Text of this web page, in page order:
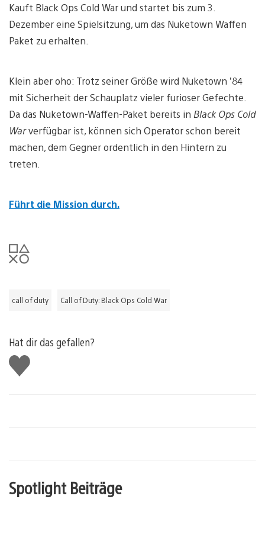
Kauft Black Ops Cold War und startet bis zum 3.
Dezember eine Spielsitzung, um das Nuketown Waffen
Paket zu erhalten.
Klein aber oho: Trotz seiner Größe wird Nuketown ’84
mit Sicherheit der Schauplatz vieler furioser Gefechte.
Da das Nuketown-Waffen-Paket bereits in Black Ops Cold
Warverfügbar ist, können sich Operator schon bereit
machen, dem Gegner ordentlich in den Hintern zu
treten.
Führt die Mission durch.
call of duty Call of Duty: Black Ops Cold War
Hat dir das gefallen?
Gefällt
mir
Spotlight Beiträge